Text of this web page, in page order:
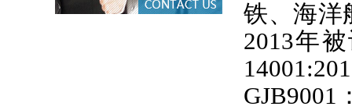
铁、海洋
2013年
GJB9001